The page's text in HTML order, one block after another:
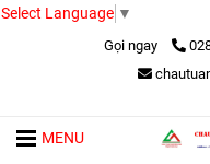
Select Language ▼
Gọi ngay
MENU